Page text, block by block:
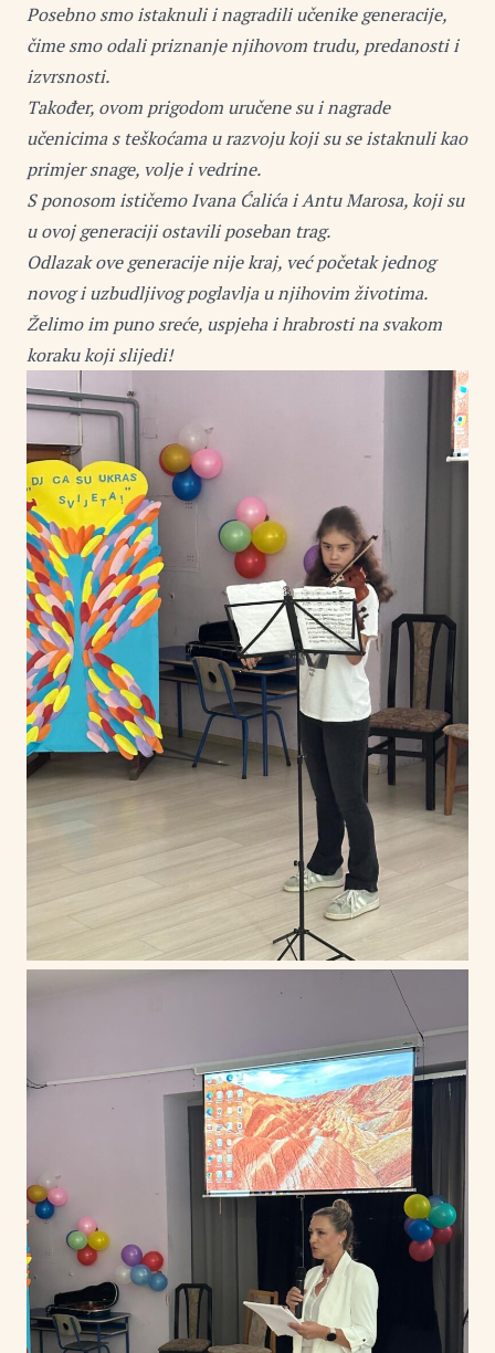
Posebno smo istaknuli i nagradili učenike generacije,
čime smo odali priznanje njihovom trudu, predanosti i
izvrsnosti.
Također, ovom prigodom uručene su i nagrade
učenicima s teškoćama u razvoju koji su se istaknuli kao
primjer snage, volje i vedrine.
S ponosom ističemo Ivana Ćalića i Antu Marosa, koji su
u ovoj generaciji ostavili poseban trag.
Odlazak ove generacije nije kraj, već početak jednog
novog i uzbudljivog poglavlja u njihovim životima.
Želimo im puno sreće, uspjeha i hrabrosti na svakom
koraku koji slijedi!